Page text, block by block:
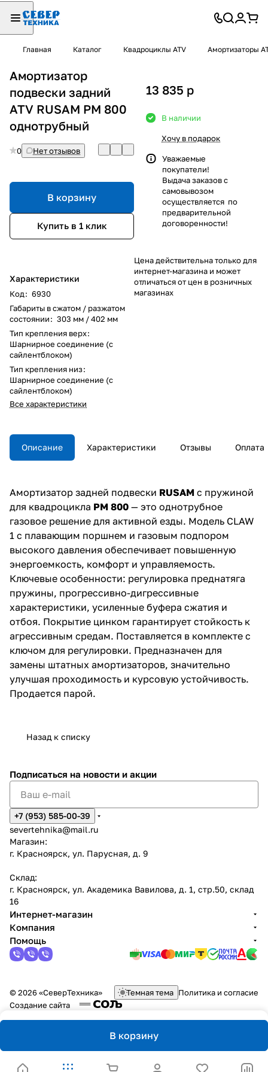
Главная Каталог Квадроциклы ATV Амортизаторы
Амортизатор
подвески задний
ATV RUSAM РМ 800
однотрубный
0 Нет отзывов
В корзину
Купить в 1 клик
Характеристики
Код: 6930
Габариты в сжатом / разжатом
состоянии: 303 мм / 402 мм
Тип крепления верх:
Шарнирное соединение (с
сайлентблоком)
Тип крепления низ:
Шарнирное соединение (с
сайлентблоком)
Все характеристики
13 835 p
В наличии
Хочу в подарок
Уважаемые
покупатели!
Выдача заказов с
самовывозом
осуществляется по
предварительной
договоренности!
Цена действительна только для
интернет-магазина и может
отличаться от цен в розничных
магазинах
Описание Характеристики Отзывы Оплата
Амортизатор задней подвески RUSAM с пружиной
для квадроцикла РМ 800 — это однотрубное
газовое решение для активной езды. Модель CLAW
1 с плавающим поршнем и газовым подпором
высокого давления обеспечивает повышенную
энергоемкость, комфорт и управляемость.
Ключевые особенности: регулировка преднатяга
пружины, прогрессивно-дигрессивные
характеристики, усиленные буфера сжатия и
отбоя. Покрытие цинком гарантирует стойкость к
агрессивным средам. Поставляется в комплекте с
ключом для регулировки. Предназначен для
замены штатных амортизаторов, значительно
улучшая проходимость и курсовую устойчивость.
Продается парой.
Назад к списку
В корзину
Подписаться на новости и акции
+7 (953) 585-00-39
severtehnika@mail.ru
Магазин:
г. Красноярск, ул. Парусная, д. 9
Склад:
г. Красноярск, ул. Академика Вавилова, д. 1, стр.50, склад
16
Интернет-магазин
Компания
Помощь
© 2026 «СеверТехника» Темная тема Политика и согласие
Создание сайта